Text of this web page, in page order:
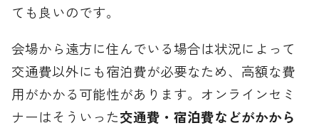
ても良いのです。
会場から遠方に住んでいる場合は状況によって
交通費以外にも宿泊費が必要なため、高額な費
用がかかる可能性があります。オンラインセミ
ナーはそういった交通費・宿泊費などがかから